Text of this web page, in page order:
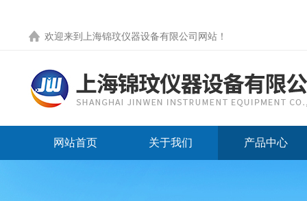
欢迎来到 上海锦玟仪器设备有限公司网站 ！
网站首页 关于我们 产品中心